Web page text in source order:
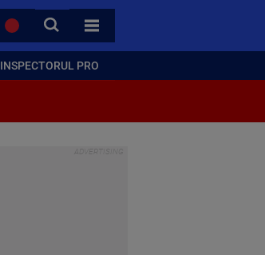
CAUTA
TOATE CATEGORIILE
INSPECTORUL PRO